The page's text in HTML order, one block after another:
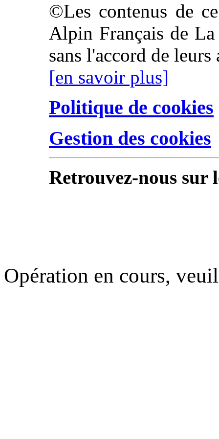
©Les contenus de
Alpin Français de
sans l'accord de leurs
[en savoir plus]
Politique de cookies
Gestion des cookies
Retrouvez-nous sur
Opération en cours,